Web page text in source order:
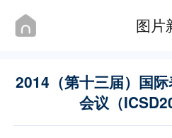
图片
2014（第十三届）国
会议（